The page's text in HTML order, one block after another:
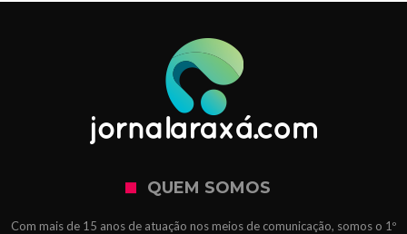
QUEM SOMOS
Com mais de 15 anos de atuação nos meios de comunicação, somos o 1º